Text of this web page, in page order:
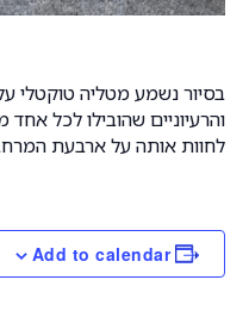
בסיור נשמע מטליה טוקטלי
והרעיוניים שהובילו לכל
לחוות אותה על ארבעת
Add to calendar